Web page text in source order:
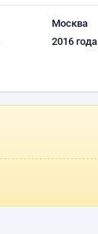
Москва
2016 года